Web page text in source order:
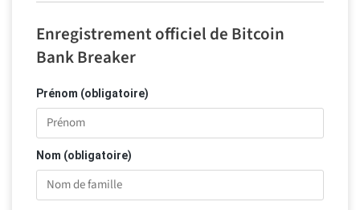
Enregistrement officiel de Bitcoin
Bank Breaker
Prénom (obligatoire)
Nom (obligatoire)